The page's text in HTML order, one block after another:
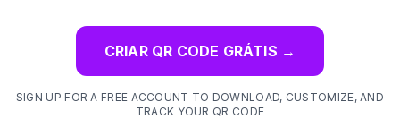
CRIAR QR CODE GRÁTIS →
SIGN UP FOR A FREE ACCOUNT TO DOWNLOAD, CUSTOMIZE, AND
TRACK YOUR QR CODE